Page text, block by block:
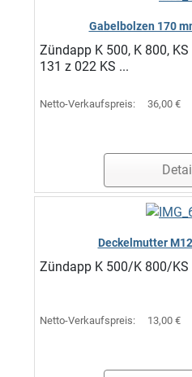
Gabelbolzen 170
Zündapp K 500, K 800,
131 z 022 KS ...
Netto-Verkaufspreis: 36,00 €
Deckelmutter
Zündapp K 500/K 800/KS
Netto-Verkaufspreis: 13,00 €